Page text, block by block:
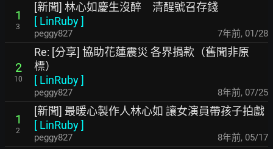
1
3
[新聞] 林心如慶生沒醉 清醒號召存錢
[ LinRuby]
peggy827 7年前, 01/28
2
10
Re: [分享] 協助花蓮震災 各界捐款（舊聞非原
標）
[ LinRuby]
peggy827 8年前, 07/25
1
2
[新聞] 最暖心製作人林心如 讓女演員帶孩子拍戲
[ LinRuby]
peggy827 8年前, 05/17